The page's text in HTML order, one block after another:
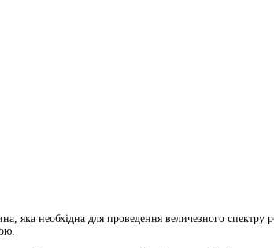
яка необхідна для проведення величезного